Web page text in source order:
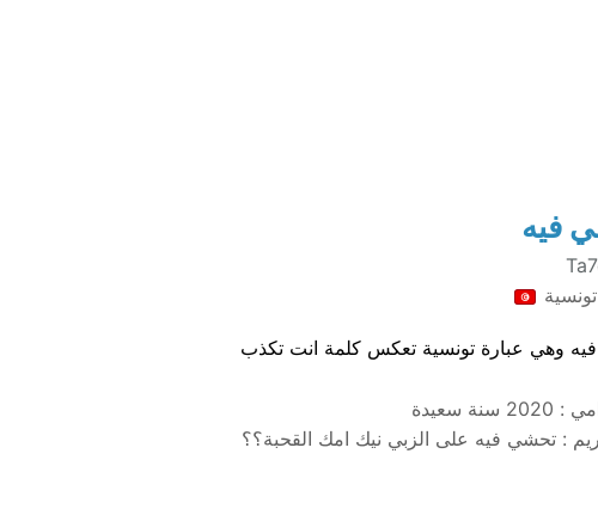
فيه
تونسية
وهي عبارة تونسية تعكس كلمة انت تكذب
سنة سعيدة
: تحشي فيه على الزبي نيك امك القحبة؟؟